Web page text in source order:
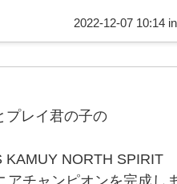
2022-12-07 10:14
プレイ君の子の
KAMUY NORTH SPIRIT
アチャンピオンを完成し